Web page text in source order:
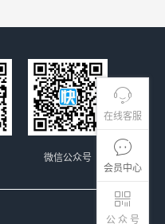
在线客服
会员中心
公 众 号
微信公众号